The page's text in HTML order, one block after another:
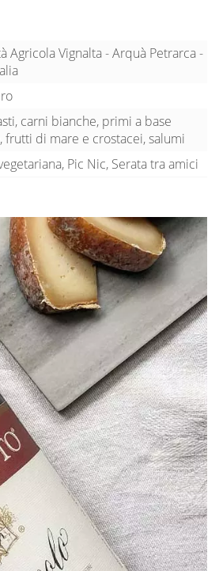
Agricola Vignalta - Arquà Petrarca -
carni bianche, primi a base
frutti di mare e crostacei, salumi
Pic Nic, Serata tra amici